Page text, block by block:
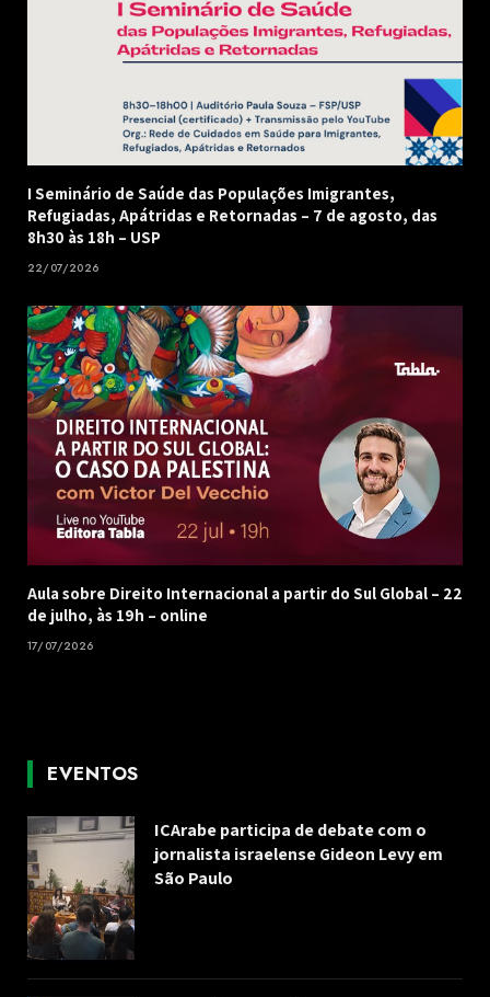
I Seminário de Saúde das Populações Imigrantes,
Refugiadas, Apátridas e Retornadas – 7 de agosto, das
8h30 às 18h – USP
22/07/2026
Aula sobre Direito Internacional a partir do Sul Global – 22
de julho, às 19h – online
17/07/2026
EVENTOS
ICArabe participa de debate com o
jornalista israelense Gideon Levy em
São Paulo